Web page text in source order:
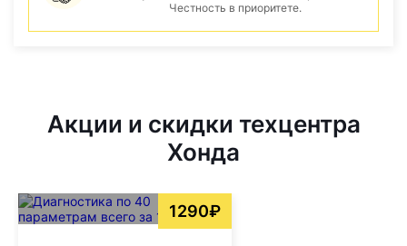
Честность в приоритете.
Акции и скидки техцентра
Хонда
1290₽